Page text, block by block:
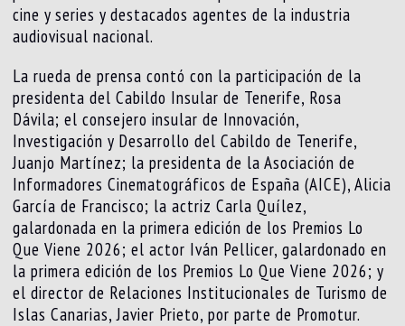
cine y series y destacados agentes de la industria
audiovisual nacional.
La rueda de prensa contó con la participación de la
presidenta del Cabildo Insular de Tenerife, Rosa
Dávila; el consejero insular de Innovación,
Investigación y Desarrollo del Cabildo de Tenerife,
Juanjo Martínez; la presidenta de la Asociación de
Informadores Cinematográficos de España (AICE), Alicia
García de Francisco; la actriz Carla Quílez,
galardonada en la primera edición de los Premios Lo
Que Viene 2026; el actor Iván Pellicer, galardonado en
la primera edición de los Premios Lo Que Viene 2026; y
el director de Relaciones Institucionales de Turismo de
Islas Canarias, Javier Prieto, por parte de Promotur.